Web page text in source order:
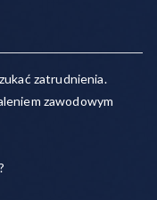
zatrudnienia.
zawodowym